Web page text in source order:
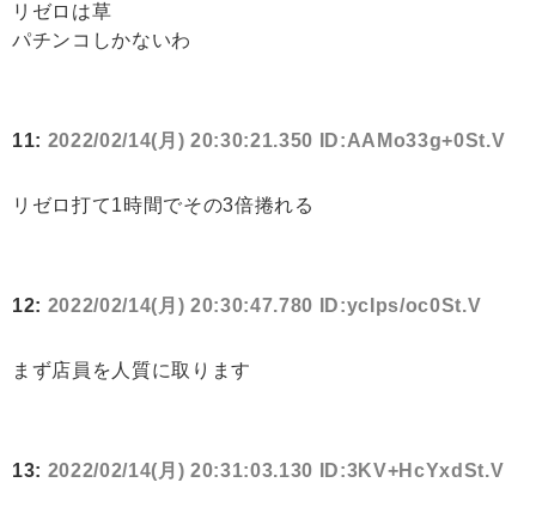
リゼロは草
パチンコしかないわ
11: 2022/02/14(月) 20:30:21.350 ID:AAMo33g+0St.V
リゼロ打て1時間でその3倍捲れる
12: 2022/02/14(月) 20:30:47.780 ID:ycIps/oc0St.V
まず店員を人質に取ります
13: 2022/02/14(月) 20:31:03.130 ID:3KV+HcYxdSt.V